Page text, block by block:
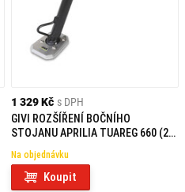
1 329 Kč s DPH
GIVI ROZŠÍŘENÍ BOČNÍHO
STOJANU APRILIA TUAREG 660 (21)
Na objednávku
Koupit